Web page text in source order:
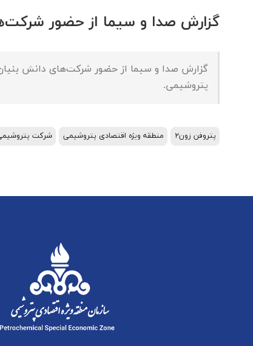
گزارش صدا و سیما از حضور
پتروشیمی.
پتروفن زون۲ منطقه ویژه اقتصادی پتروشیمی شرکت